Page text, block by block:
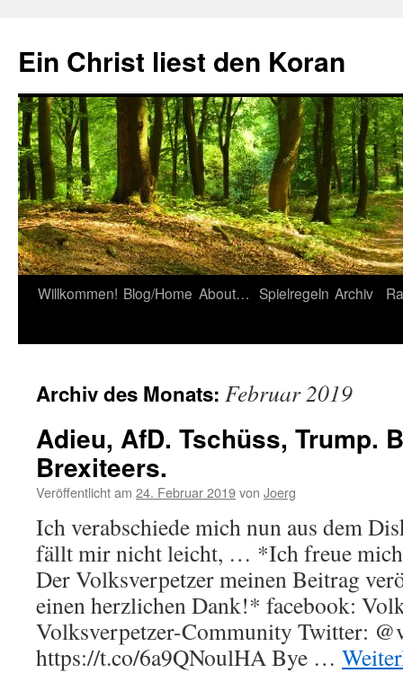
springen
Ein Christ liest den Koran
Willkommen! Blog/Home About… Spielregeln Archiv
Archiv des Monats: Februar 2019
Adieu, AfD. Tschüss, Trump.
Brexiteers.
Veröffentlicht am 24. Februar 2019von Joerg
Ich verabschiede mich nun aus dem
fällt mir nicht leicht, … *Ich freue mich
Der Volksverpetzer meinen Beitrag
einen herzlichen Dank!* facebook:
Volksverpetzer-Community Twitter:
https://t.co/6a9QNoulHA Bye …